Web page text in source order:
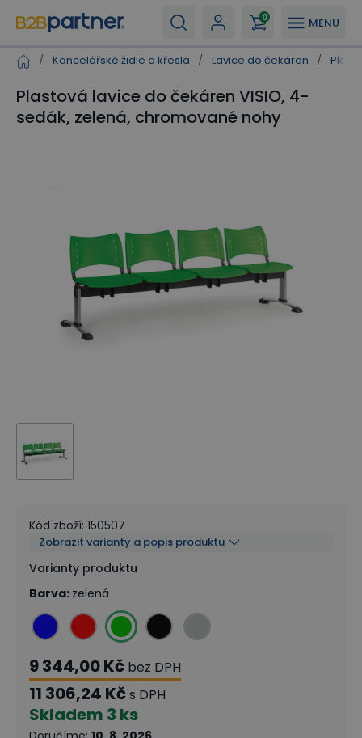
MENU
0
/ Kancelářské židle a křesla / Lavice do čekáren /
Plastová lavice do čekáren VISIO, 4-
sedák, zelená, chromované nohy
Kód zboží: 150507
Zobrazit varianty a popis produktu
Varianty produktu
Barva: zelená
9 344,00 Kč bez DPH
11 306,24 Kčs DPH
Skladem 3 ks